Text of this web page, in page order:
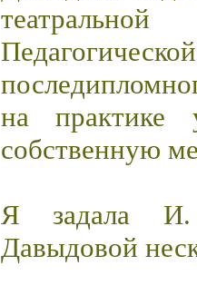
на практике
собственную
Я задала
Давыдовой